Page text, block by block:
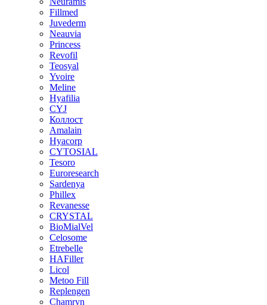
Fillmed
Juvederm
Neauvia
Princess
Revofil
Teosyal
Yvoire
Meline
Hyafilia
CYJ
Коллост
Amalain
Hyacorp
CYTOSIAL
Tesoro
Euroresearch
Sardenya
Phillex
Revanesse
CRYSTAL
BioMialVel
Celosome
Etrebelle
HAFiller
Licol
Metoo Fill
Replengen
Chamryn